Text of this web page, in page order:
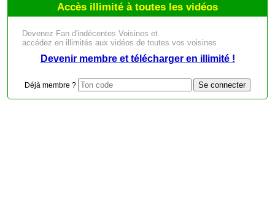
Accès illimité à toutes les vidéos
Devenez Fan d'indécentes Voisines et
accédez en illimités aux vidéos de toutes vos voisines
Devenir membre et télécharger en illimité !
Déjà membre ?